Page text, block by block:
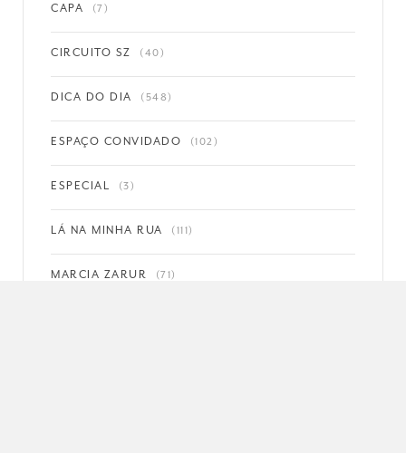
CAPA (7)
CIRCUITO SZ (40)
DICA DO DIA (548)
ESPAÇO CONVIDADO (102)
ESPECIAL (3)
LÁ NA MINHA RUA (111)
MARCIA ZARUR (71)